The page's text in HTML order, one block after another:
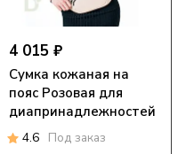
4 015 ₽
Сумка кожаная на
пояс Розовая для
диапринадлежностей
4.6 Под заказ